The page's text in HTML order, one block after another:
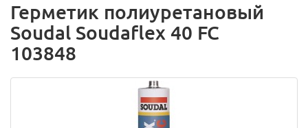
Герметик полиуретановый
Soudal Soudaflex 40 FC
103848